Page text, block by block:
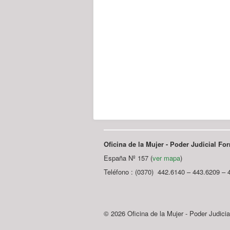
Oficina de la Mujer - Poder Judicial
España Nº 157 (ver mapa)
Teléfono : (0370) 442.6140 – 443.6209 –
© 2026 Oficina de la Mujer - Poder